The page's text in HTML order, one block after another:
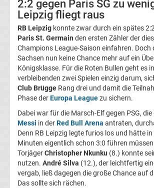
Bundesliga
Porträts
Fußballklubs
Champions
Alle
Trainer
Champions
2:2 gegen Paris SG zu
Leipzig fliegt raus
RB Leipzig konnte zwar durch ein spätes
Paris St. Germain den ersten Zähler der
Champions League-Saison einfahren. Doch
Sachsen nun keine Chance mehr auf ein
Königsklasse. Für die Roten Bullen geht es
verbleibenden zwei Spielen einzig darum,
Club Brügge Rang drei und damit die
Phase derEuropa Leaguezu sichern.
Dabei war für die Marsch-Elf gegen PSG, die
Messi in derRed Bull Arena antraten,
Denn RB Leipzig legte furios los und hätte
Minuten eigentlich schon 3:0 führen
TorjägerChristopher Nkunku (8.) konnte
nutzen. André Silva (12.), der leichtfertig
vergab, ließ dagegen die große Chance auf
Das sollte sich rächen.